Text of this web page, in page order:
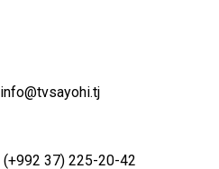
info@tvsayohi.tj
(+992 37) 225-20-42